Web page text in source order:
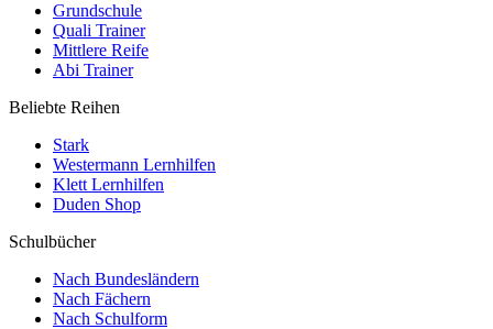
Grundschule
Quali Trainer
Mittlere Reife
Abi Trainer
Beliebte Reihen
Stark
Westermann Lernhilfen
Klett Lernhilfen
Duden Shop
Schulbücher
Nach Bundesländern
Nach Fächern
Nach Schulform